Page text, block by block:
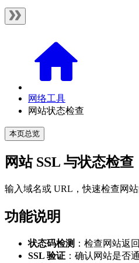
网络工具
网站状态检查
本页总览
网站 SSL 与状态检查
输入域名或 URL，快速检查网
功能说明
状态码检测 ：检查网站返
SSL 验证 ：确认网站是否